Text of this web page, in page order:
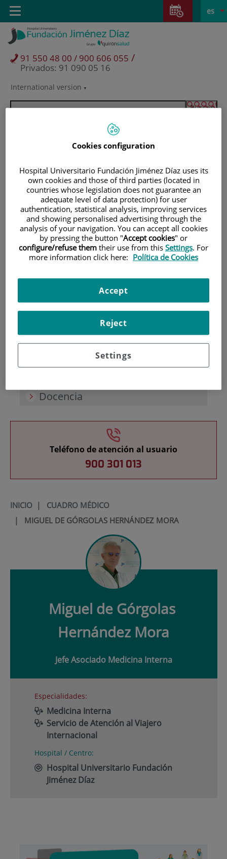
Saltar al contenido
Saltar
contenido
Selector
idioma
activo
es
International version
91 550 48 00 / 900 606 055 /
Privados: 91 090 05 16
Toggle
navigation
Pacientes y visitantes
Investigación
Docencia
Teléfono de atención al usuario
900 301 013
INICIO| CUADRO MÉDICO
| MIGUEL DE GÓRGOLAS HERNÁNDEZ MORA
Miguel de Górgolas
Hernández Mora
Jefe Asociado Medicina Interna
Especialidades:
Medicina Interna
Servicio de Atención al Viajero
Internacional
Hospital / Centro:
Hospital Universitario Fundación
Jiménez Díaz
Cookies configuration
Hospital Universitario Fundación Jiménez Díaz uses its
own cookies and those of third parties (located in
countries whose legislation does not guarantee an
adequate level of data protection) for user
authentication, statistical analysis, improving services
and showing personalised advertising through the
analysis of your navigation. You can accept all cookies
by pressing the button "Accept cookies" or
configure/refuse them their use from this Settings. For
more information click here: Política de Cookies
Settings
Reject
Accept